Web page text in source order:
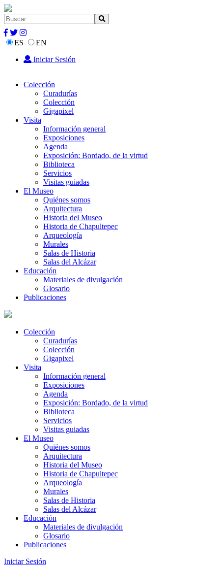
ES
EN
Iniciar Sesión
Colección
Curadurías
Colección
Gigapixel
Visita
Información general
Exposiciones
Agenda
Exposición: Bordado, de la virtud
Biblioteca
Servicios
Visitas guiadas
El Museo
Quiénes somos
Arquitectura
Historia del Museo
Historia de Chapultepec
Arqueología
Murales
Salas de Historia
Salas del Alcázar
Educación
Materiales de divulgación
Glosario
Publicaciones
Colección
Curadurías
Colección
Gigapixel
Visita
Información general
Exposiciones
Agenda
Exposición: Bordado, de la virtud
Biblioteca
Servicios
Visitas guiadas
El Museo
Quiénes somos
Arquitectura
Historia del Museo
Historia de Chapultepec
Arqueología
Murales
Salas de Historia
Salas del Alcázar
Educación
Materiales de divulgación
Glosario
Publicaciones
Iniciar Sesión